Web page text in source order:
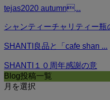
tejas2020 autumn...
シャンティーチャリティー瓶
SHANTI良品と「cafe shan ...
SHANTI１０周年感謝の意
Blog投稿一覧
月を選択